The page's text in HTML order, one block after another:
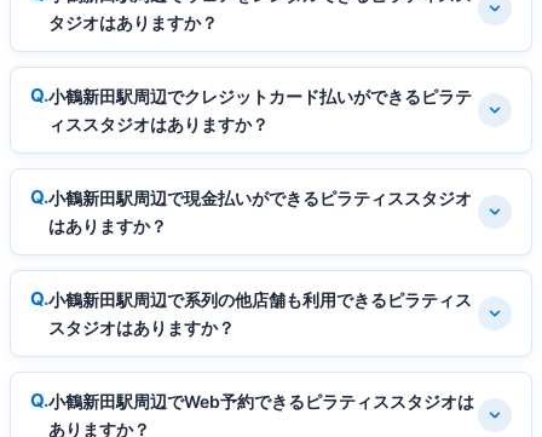
タジオはありますか？
小鶴新田駅周辺でクレジットカード払いができるピラテ
ィススタジオはありますか？
小鶴新田駅周辺で現金払いができるピラティススタジオ
はありますか？
小鶴新田駅周辺で系列の他店舗も利用できるピラティス
スタジオはありますか？
小鶴新田駅周辺でWeb予約できるピラティススタジオは
ありますか？